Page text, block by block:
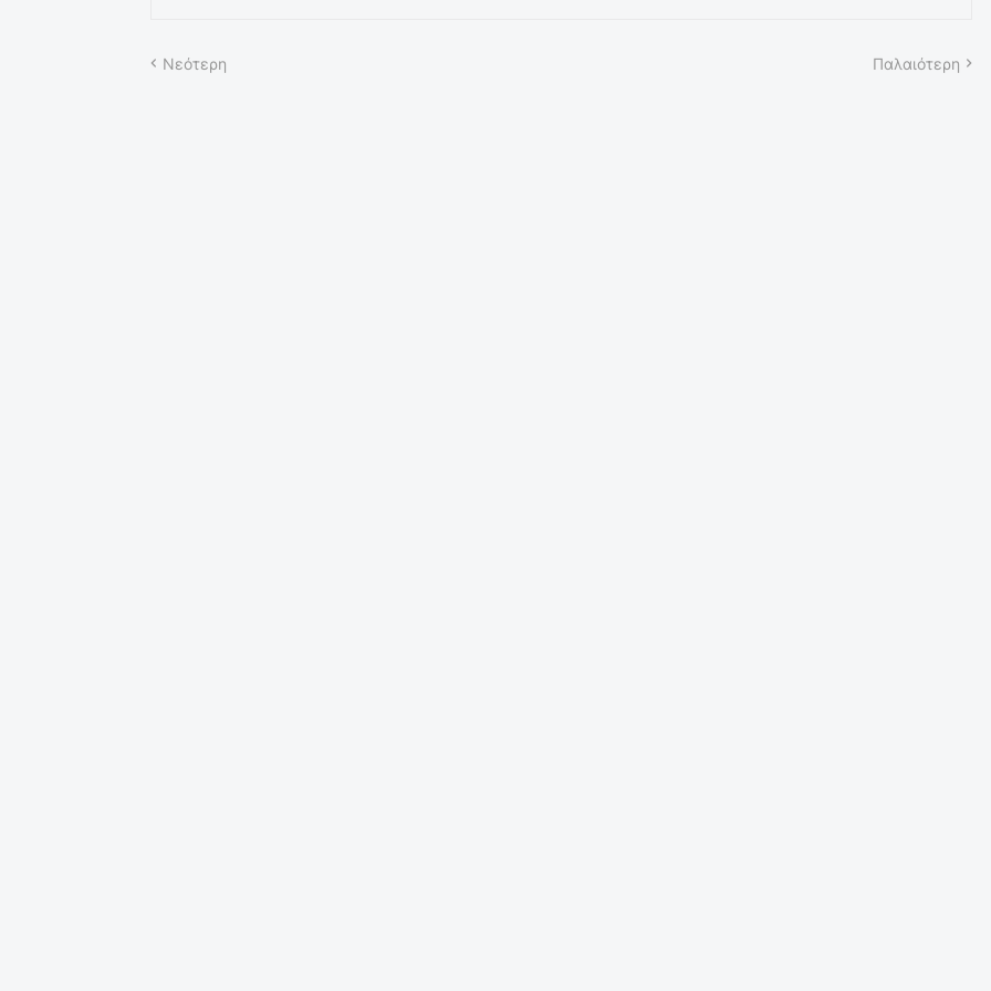
Νεότερη Παλαιότερη